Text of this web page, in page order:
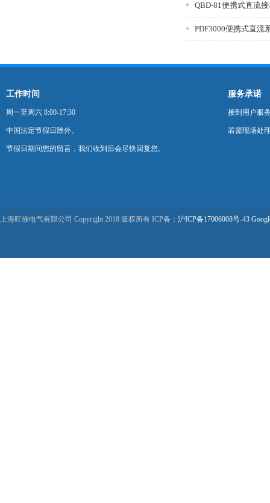
QBD-81便携式直流
工作时间
周一至周六 8:00-17:30
中国法定节假日除外。
节假日期间您的留言，我们收到后会尽快回复您。
服务承诺
接到用户服
若需现场处
上海旺徐电气有限公司 Copyright 2018 版权所有 ICP备： 沪ICP备17006008号-43